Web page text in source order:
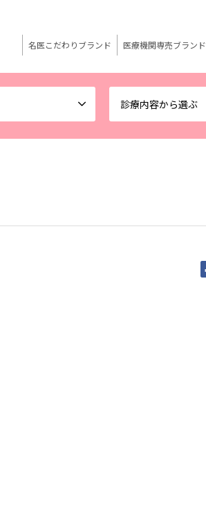
診療内容から選ぶ
名医こだわりブランド 医療機関専売ブランド